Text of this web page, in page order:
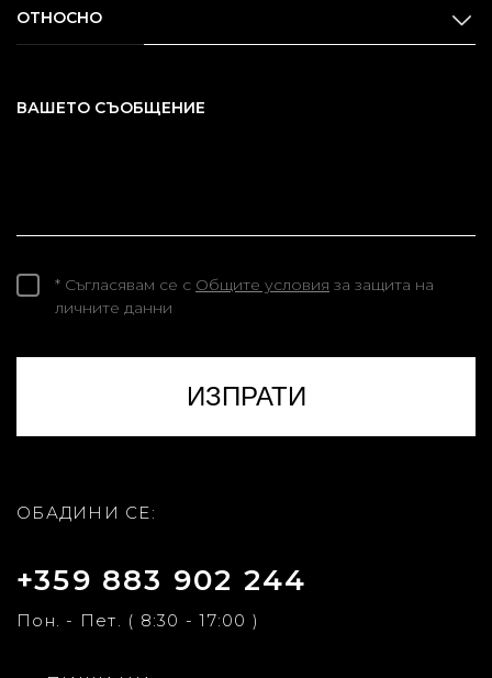
ОТНОСНО
ВАШЕТО СЪОБЩЕНИЕ
* Съгласявам се с Общите условия за защита на
личните данни
ОБАДИНИ СЕ:
+359 883 902 244
Пон. - Пет. ( 8:30 - 17:00 )